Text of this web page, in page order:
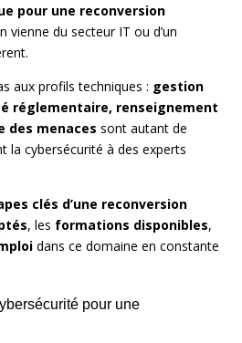
pour une reconversion
vienne du secteur IT ou d’un
aux profils techniques : gestion
réglementaire, renseignement
des menaces sont autant de
la cybersécurité à des experts
clés d’une reconversion
, les formations disponibles,
dans ce domaine en constante
pour une